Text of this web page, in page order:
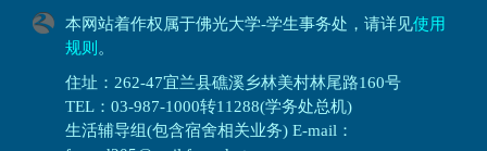
本网站着作权属于佛光大学-学生事务处，请详见使用
规则 。
住址：262-47宜兰县礁溪乡林美村林尾路160号
TEL：03-987-1000转11288(学务处总机)
生活辅导组(包含宿舍相关业务) E-mail：